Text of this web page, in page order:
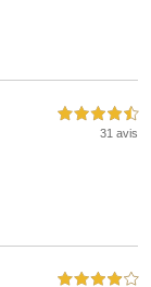
4,5 étoiles sur 5
31 avis
4,0 étoiles sur 5